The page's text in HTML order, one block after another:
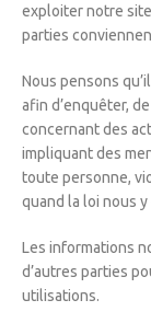
exploiter notre
parties
Nous pensons
afin d’enquêter,
concernant des
impliquant des
toute personne,
quand la loi nous
Les informations
d’autres parties
utilisations.